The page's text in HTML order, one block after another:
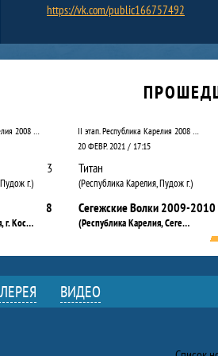
https://vk.com/public166757492
и будущих матчей
II этап. Республика Карелия 2008 – 2009
г.)
3
(Республика Карелия, г. Костомукша)
8
II этап. Республика Карелия 2008 – 2009
20 ФЕВР. 2021 / 17:15
Титан
(Республика Карелия, Пудож г.)
Сегежские Волки 2009-2010
(Республика Карелия, Сегежа г.)
ВИДЕО